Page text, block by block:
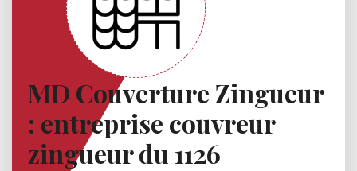
MD Couverture Zingueur
: entreprise couvreur
zingueur du 1126